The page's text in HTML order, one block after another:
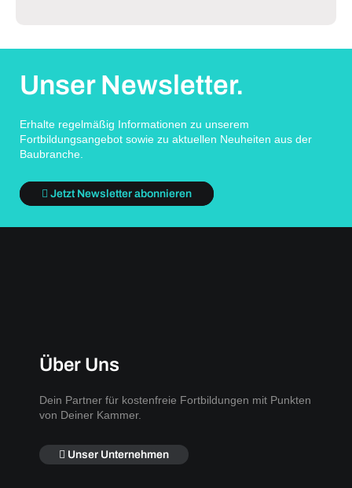
Unser Newsletter.
Erhalte regelmäßig Informationen zu unserem
Fortbildungsangebot sowie zu aktuellen Neuheiten aus der
Baubranche.
Jetzt Newsletter abonnieren
Über Uns
Dein Partner für kostenfreie Fortbildungen mit Punkten
von Deiner Kammer.
Unser Unternehmen